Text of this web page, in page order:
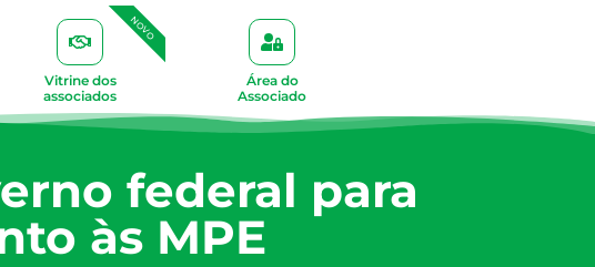
Vitrine dos
associados
NOVO
Área do
Associado
federal para
às MPE